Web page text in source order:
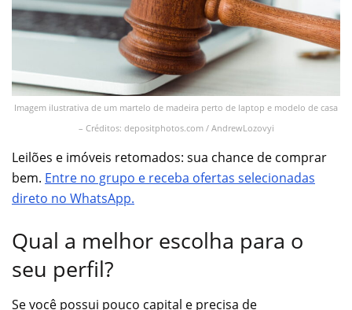
Imagem ilustrativa de um martelo de madeira perto de laptop e modelo de casa
– Créditos: depositphotos.com / AndrewLozovyi
Leilões e imóveis retomados: sua chance de comprar
bem. Entre no grupo e receba ofertas selecionadas
direto no WhatsApp.
Qual a melhor escolha para o
seu perfil?
Se você possui pouco capital e precisa de